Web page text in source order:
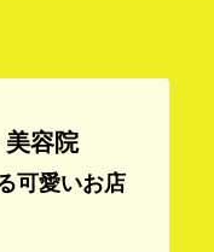
美容院
可愛いお店